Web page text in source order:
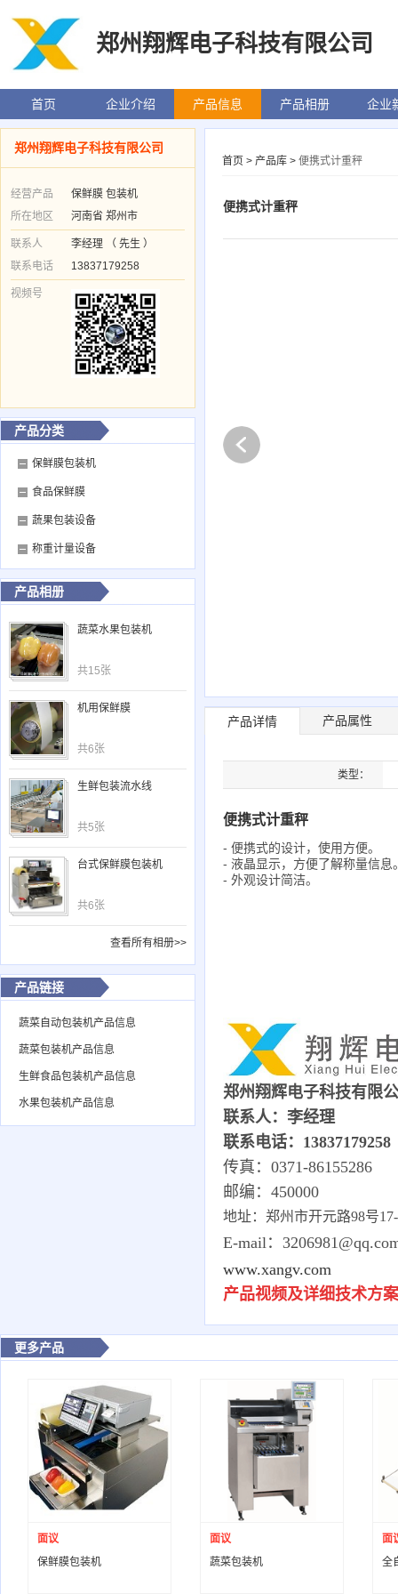
郑州翔辉电子科技有限公司
首页 企业介绍 产品信息 产品相册 企业
首页 > 产品库 > 便携式计重秤
便携式计重秤
产品详情 产品属性
类型：
便携式计重秤
- 便携式的设计，使用方便。
- 液晶显示，方便了解称量信息
- 外观设计简洁。
郑州翔辉电子科技有限
联系人：李经理
联系电话：13837179258
传真：0371-86155286
邮编：450000
地址：郑州市开元路98号
E-mail：
www.xangv.com
产品视频及详细技术方
郑州翔辉电子科技有限公司
经营产品
保鲜膜 包装机
所在地区
河南省 郑州市
联系人
李经理 （ 先生 ）
联系电话
13837179258
视频号
产品分类
保鲜膜包装机
食品保鲜膜
蔬果包装设备
称重计量设备
产品相册
蔬菜水果包装机
共15张
机用保鲜膜
共6张
生鲜包装流水线
共5张
台式保鲜膜包装机
共6张
查看所有相册>>
产品链接
蔬菜自动包装机产品信息
蔬菜包装机产品信息
生鲜食品包装机产品信息
水果包装机产品信息
更多产品
保鲜膜包装机
面议
蔬菜包装机
面议
全
面